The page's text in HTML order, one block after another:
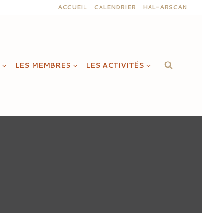
ACCUEIL CALENDRIER HAL-ARSCAN
LES MEMBRES LES ACTIVITÉS